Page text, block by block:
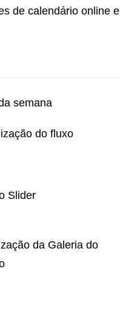
de calendário online e
semana
do fluxo
Slider
da Galeria do